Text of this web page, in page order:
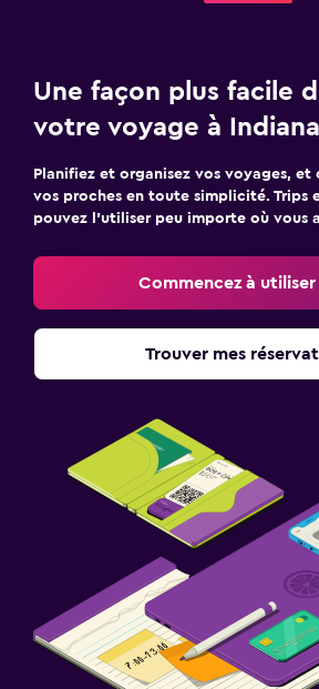
Une façon plus facile
votre voyage à
Planifiez et organisez vos voyages, et
vos proches en toute simplicité. Trips
pouvez l’utiliser peu importe où vous
Commencez à utiliser
Trouver mes